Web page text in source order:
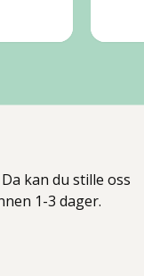
kan du stille oss
1-3 dager.